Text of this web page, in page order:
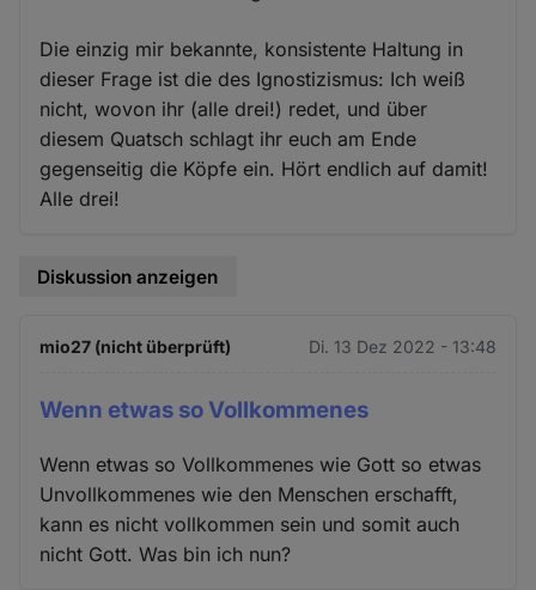
Die einzig mir bekannte, konsistente Haltung in
dieser Frage ist die des Ignostizismus: Ich weiß
nicht, wovon ihr (alle drei!) redet, und über
diesem Quatsch schlagt ihr euch am Ende
gegenseitig die Köpfe ein. Hört endlich auf damit!
Alle drei!
Diskussion anzeigen
mio27 (nicht überprüft) Di. 13 Dez 2022 - 13:48
Wenn etwas so Vollkommenes
Wenn etwas so Vollkommenes wie Gott so etwas
Unvollkommenes wie den Menschen erschafft,
kann es nicht vollkommen sein und somit auch
nicht Gott. Was bin ich nun?